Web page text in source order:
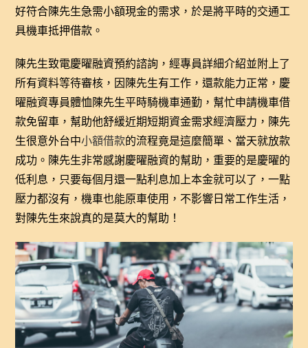
好符合陳先生急需小額現金的需求，於是將平時的交通工
具機車抵押借款。
陳先生致電慶曜融資預約諮詢，經專員詳細介紹並附上了
所有資料等待審核，因陳先生有工作，還款能力正常，慶
曜融資專員體恤陳先生平時騎機車通勤，幫忙申請機車借
款免留車，幫助他舒緩近期短期資金需求經濟壓力，陳先
生很意外台中小額借款的流程竟是這麼簡單、當天就放款
成功。陳先生非常感謝慶曜融資的幫助，重要的是慶曜的
低利息，只要每個月還一點利息加上本金就可以了，一點
壓力都沒有，機車也能原車使用，不影響日常工作生活，
對陳先生來說真的是莫大的幫助！